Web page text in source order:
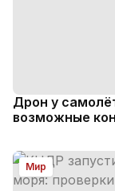
Дрон у
возможные
Мир